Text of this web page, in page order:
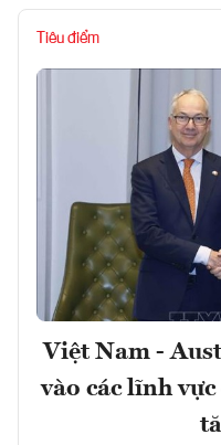
Tiêu điểm
Việt Nam -
vào các lĩnh